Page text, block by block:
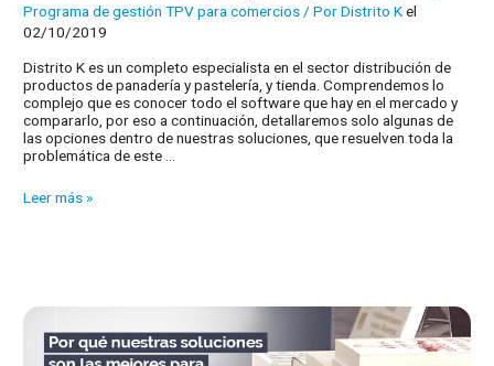
Programa de gestión TPV para comercios / PorDistrito Kel
02/10/2019
Distrito K es un completo especialista en el sector distribución de
productos de panadería y pastelería, y tienda. Comprendemos lo
complejo que es conocer todo el software que hay en el mercado y
compararlo, por eso a continuación, detallaremos solo algunas de
las opciones dentro de nuestras soluciones, que resuelven toda la
problemática de este …
¿Por
las
mejores
para
Leer más »